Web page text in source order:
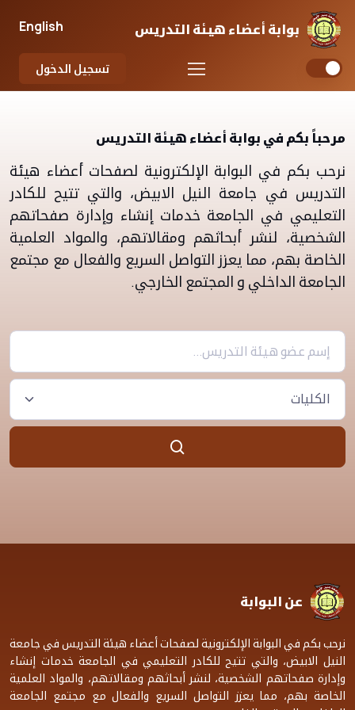
بوابة أعضاء هيئة التدريس English
تسجيل الدخول
مرحباً بكم في بوابة أعضاء هيئة التدريس
نرحب بكم في البوابة الإلكترونية لصفحات أعضاء هيئة
التدريس في جامعة النيل الابيض، والتي تتيح للكادر
التعليمي في الجامعة خدمات إنشاء وإدارة صفحاتهم
الشخصية، لنشر أبحاثهم ومقالاتهم، والمواد العلمية
الخاصة بهم، مما يعزز التواصل السريع والفعال مع مجتمع
الجامعة الداخلي و المجتمع الخارجي.
عن البوابة
نرحب بكم في البوابة الإلكترونية لصفحات أعضاء هيئة التدريس في جامعة
النيل الابيض، والتي تتيح للكادر التعليمي في الجامعة خدمات إنشاء
وإدارة صفحاتهم الشخصية، لنشر أبحاثهم ومقالاتهم، والمواد العلمية
الخاصة بهم، مما يعزز التواصل السريع والفعال مع مجتمع الجامعة